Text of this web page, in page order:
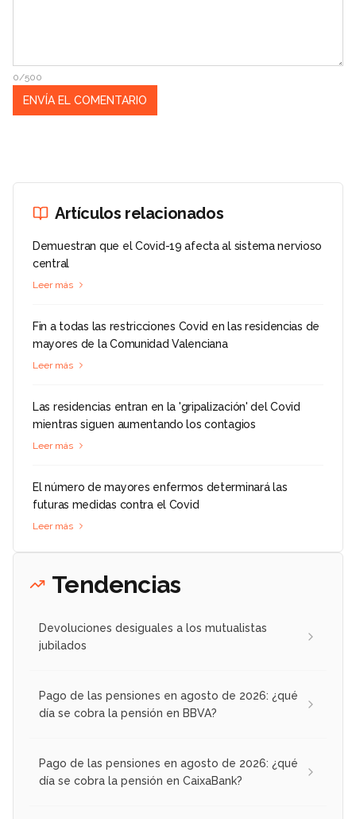
0/500
Artículos relacionados
Demuestran que el Covid-19 afecta al sistema nervioso
central
Leer más
Fin a todas las restricciones Covid en las residencias de
mayores de la Comunidad Valenciana
Leer más
Las residencias entran en la 'gripalización' del Covid
mientras siguen aumentando los contagios
Leer más
El número de mayores enfermos determinará las
futuras medidas contra el Covid
Leer más
Tendencias
Devoluciones desiguales a los mutualistas
jubilados
Pago de las pensiones en agosto de 2026: ¿qué
día se cobra la pensión en BBVA?
Pago de las pensiones en agosto de 2026: ¿qué
día se cobra la pensión en CaixaBank?